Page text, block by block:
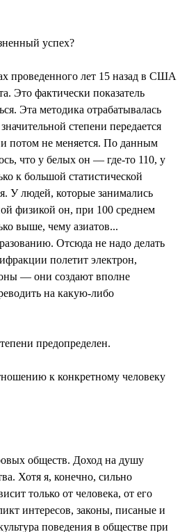
успех?
проведенного лет 15 назад в США
Это фактически показатель
Эта методика отрабатывалась
степени передается
и потом не меняется. По данным
что у белых он — где-то 110, у
к большой статистической
У людей, которые занимались
физикой он, при 100 среднем
выше, чему азиатов...
Отсюда не надо делать
полетит электрон,
— они создают вполне
на какую-либо
предопределен.
к конкретному человеку
обществ. Доход на душу
Хотя я, конечно, сильно
только от человека, от его
интересов, законы, писаные и
поведения в обществе при